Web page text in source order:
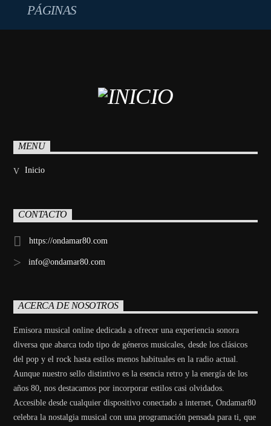
PÁGINAS
MENU
Inicio
CONTACTO
https://ondamar80.com
info@ondamar80.com
ACERCA DE NOSOTROS
Emisora musical online dedicada a ofrecer una experiencia sonora
diversa que abarca todo tipo de géneros musicales, desde los clásicos
del pop y el rock hasta estilos menos habituales en la radio actual.
Aunque nuestro sello distintivo es la esencia retro y la energía de los
años 80, nos destacamos por incorporar estilos casi olvidados.
Accesible desde cualquier dispositivo conectado a internet, Ondamar80
celebra la nostalgia musical con una programación pensada para ti, que